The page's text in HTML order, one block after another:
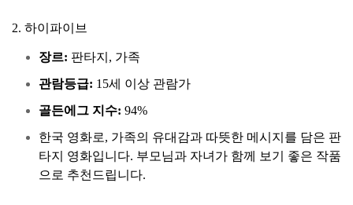
2. 하이파이브
장르: 판타지, 가족
관람등급: 15세 이상 관람가
골든에그 지수: 94%
한국 영화로, 가족의 유대감과 따뜻한 메시지를 담은 판
타지 영화입니다. 부모님과 자녀가 함께 보기 좋은 작품
으로 추천드립니다.